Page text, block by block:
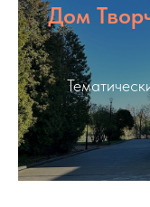
Дом